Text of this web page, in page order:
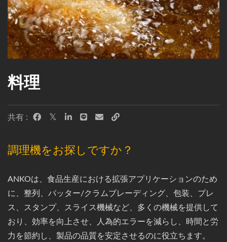
料理
共有 :
調理機をお探しですか？
ANKOは、食品生産における拡張アプリケーションのため
に、整列、バッター/クラムブレーディング、包装、プレ
ス、スタンプ、スライス機械など、多くの機械を提供して
おり、効率を向上させ、人為的エラーを減らし、時間と労
力を節約し、製品の品質を安定させるのに役立ちます。